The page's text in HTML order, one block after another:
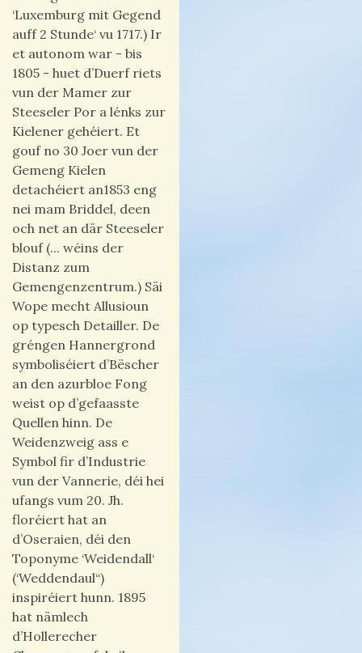
‘Luxemburg mit Gegend
auff 2 Stunde‘ vu 1717.) Ir
et autonom war - bis
1805 - huet d’Duerf riets
vun der Mamer zur
Steeseler Por a lénks zur
Kielener gehéiert. Et
gouf no 30 Joer vun der
Gemeng Kielen
detachéiert an1853 eng
nei mam Briddel, deen
och net an där Steeseler
blouf (... wéins der
Distanz zum
Gemengenzentrum.) Säi
Wope mecht Allusioun
op typesch Detailler. De
gréngen Hannergrond
symboliséiert d’Bëscher
an den azurbloe Fong
weist op d’gefaasste
Quellen hinn. De
Weidenzweig ass e
Symbol fir d’Industrie
vun der Vannerie, déi hei
ufangs vum 20. Jh.
floréiert hat an
d’Oseraien, déi den
Toponyme ‘Weidendall‘
(‘Weddendaul“)
inspiréiert hunn. 1895
hat nämlech
d’Hollerecher